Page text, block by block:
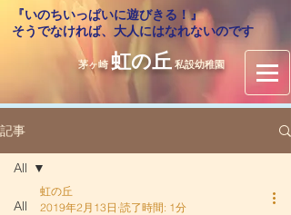
『いのちいっぱいに遊びきる！』
​そうでなければ、大人にはなれないのです
茅ヶ崎 虹の丘 私設幼稚園
記事
All
All
虹の丘
2019年2月13日 読了時間: 1分